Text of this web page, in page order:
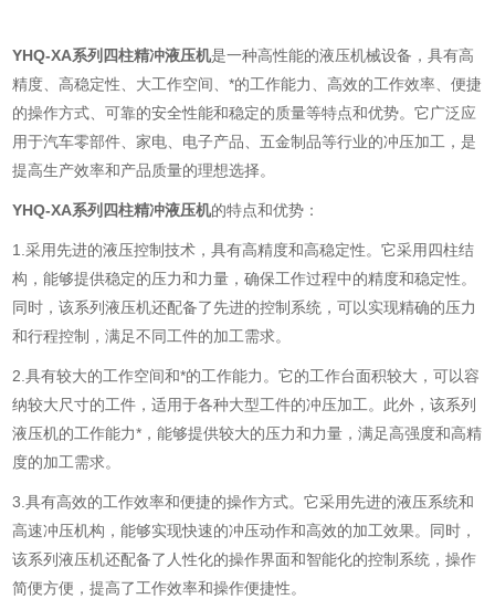
YHQ-XA系列 四柱精冲液压机是一种高性能的液压机械设备，具有高
精度、高稳定性、大工作空间、*的工作能力、高效的工作效率、便捷
的操作方式、可靠的安全性能和稳定的质量等特点和优势。它广泛应
用于汽车零部件、家电、电子产品、五金制品等行业的冲压加工，是
提高生产效率和产品质量的理想选择。
YHQ-XA系列 四柱精冲液压机的特点和优势：
1.采用先进的液压控制技术，具有高精度和高稳定性。它采用四柱结
构，能够提供稳定的压力和力量，确保工作过程中的精度和稳定性。
同时，该系列液压机还配备了先进的控制系统，可以实现精确的压力
和行程控制，满足不同工件的加工需求。
2.具有较大的工作空间和*的工作能力。它的工作台面积较大，可以容
纳较大尺寸的工件，适用于各种大型工件的冲压加工。此外，该系列
液压机的工作能力*，能够提供较大的压力和力量，满足高强度和高精
度的加工需求。
3.具有高效的工作效率和便捷的操作方式。它采用先进的液压系统和
高速冲压机构，能够实现快速的冲压动作和高效的加工效果。同时，
该系列液压机还配备了人性化的操作界面和智能化的控制系统，操作
简便方便，提高了工作效率和操作便捷性。